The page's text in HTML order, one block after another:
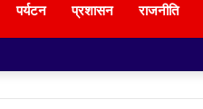
पर्यटन प्रशासन राजनीति